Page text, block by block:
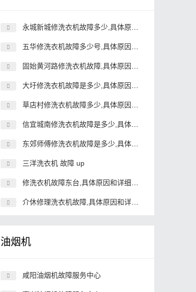
永城新城修洗衣机故障多少,具体原因和详细解决方法
五华修洗衣机故障多少号,具体原因和详细解决方法
固始黄河路修洗衣机故障,具体原因和详细解决方法
大圩修洗衣机故障是多少,具体原因和详细解决方法
草店村修洗衣机故障多少,具体原因和详细解决方法
信宜城南修洗衣机故障是多少,具体原因和详细解决方法
东郊师傅修洗衣机故障是多少,具体原因和详细解决方法
三洋洗衣机 故障 up
修洗衣机故障东台,具体原因和详细解决方法
介休修理洗衣机故障,具体原因和详细解决方法
油烟机
咸阳油烟机故障服务中心